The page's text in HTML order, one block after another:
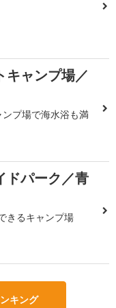
キャンプ場／
プ場で海水浴も満
ドパーク／青
きるキャンプ場
キング